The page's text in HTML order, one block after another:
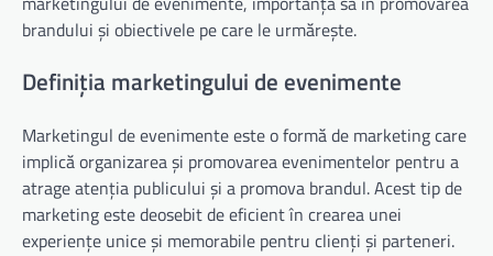
brandului și obiectivele pe care le urmărește.
Definiția marketingului de evenimente
Marketingul de evenimente este o formă de marketing care
implică organizarea și promovarea evenimentelor pentru a
atrage atenția publicului și a promova brandul. Acest tip de
marketing este deosebit de eficient în crearea unei
experiențe unice și memorabile pentru clienți și parteneri.